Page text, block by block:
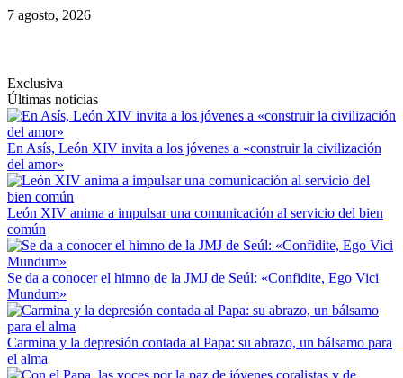
Saltar
7 agosto, 2026
Exclusiva
Últimas noticias
En Asís, León XIV invita a los jóvenes a «construir la civilización
del amor»
León XIV anima a impulsar una comunicación al servicio del bien
común
Se da a conocer el himno de la JMJ de Seúl: «Confidite, Ego Vici
Mundum»
Carmina y la depresión contada al Papa: su abrazo, un bálsamo para
el alma